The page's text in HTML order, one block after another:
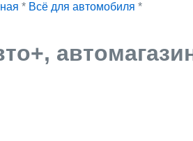
* Всё для автомобиля *